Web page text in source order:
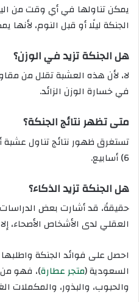
يمكن تناولها في أي وقت من
الجنكة ليلًا أو قبل النوم، لأنها
هل الجنكة تزيد في الوزن؟
لا، لأن هذه العشبة تقلل من
في خسارة الوزن الزائد.
متى تظهر نتائج الجنكة؟
6) أسابيع.
هل الجنكة تزيد الذكاء؟
حقيقةً، قد أشارت بعض
العقلي لدى الأشخاص الأصحاء،
احصل على فوائد الجنكة
السعودية (متجر عطارة)، فهو من
والحبوب، والبذور، والمكملات